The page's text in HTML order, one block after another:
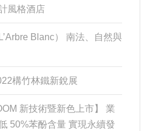
風格酒店
Blanc） 南法、自然與
構竹林鐵新銳展
新技術暨新色上市】 業
50%苯酚含量 實現永續發